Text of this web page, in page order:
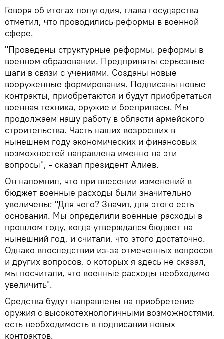
Говоря об итогах полугодия, глава государства
отметил, что проводились реформы в военной
сфере.
"Проведены структурные реформы, реформы в
военном образовании. Предприняты серьезные
шаги в связи с учениями. Созданы новые
вооруженные формирования. Подписаны новые
контракты, приобретаются и будут приобретаться
военная техника, оружие и боеприпасы. Мы
продолжаем нашу работу в области армейского
строительства. Часть наших возросших в
нынешнем году экономических и финансовых
возможностей направлена именно на эти
вопросы", - сказал президент Алиев.
Он напомнил, что при внесении изменений в
бюджет военные расходы были значительно
увеличены: "Для чего? Значит, для этого есть
основания. Мы определили военные расходы в
прошлом году, когда утверждался бюджет на
нынешний год, и считали, что этого достаточно.
Однако впоследствии из-за отмеченных вопросов
и других вопросов, о которых я здесь не сказал,
мы посчитали, что военные расходы необходимо
увеличить".
Средства будут направлены на приобретение
оружия с высокотехнологичными возможностями,
есть необходимость в подписании новых
контрактов.